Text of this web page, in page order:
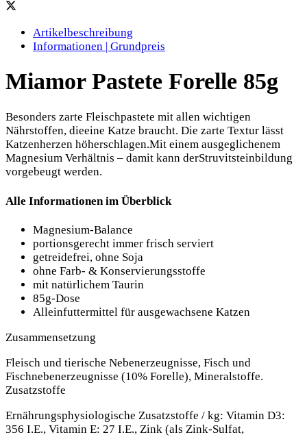
Artikelbeschreibung
Informationen | Grundpreis
Miamor Pastete Forelle 85g
Besonders zarte Fleischpastete mit allen wichtigen
Nährstoffen, dieeine Katze braucht. Die zarte Textur lässt
Katzenherzen höherschlagen.Mit einem ausgeglichenem
Magnesium Verhältnis – damit kann derStruvitsteinbildung
vorgebeugt werden.
Alle Informationen im Überblick
Magnesium-Balance
portionsgerecht immer frisch serviert
getreidefrei, ohne Soja
ohne Farb- & Konservierungsstoffe
mit natürlichem Taurin
85g-Dose
Alleinfuttermittel für ausgewachsene Katzen
Zusammensetzung
Fleisch und tierische Nebenerzeugnisse, Fisch und
Fischnebenerzeugnisse (10% Forelle), Mineralstoffe.
Zusatzstoffe
Ernährungsphysiologische Zusatzstoffe / kg: Vitamin D3:
356 I.E., Vitamin E: 27 I.E., Zink (als Zink-Sulfat,